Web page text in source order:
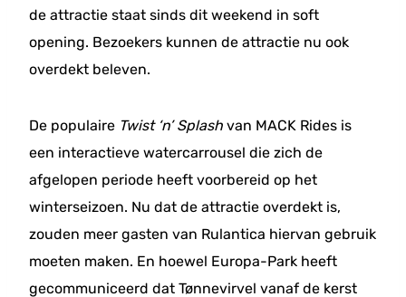
de attractie staat sinds dit weekend in soft
opening. Bezoekers kunnen de attractie nu ook
overdekt beleven.
De populaire Twist ‘n’ Splash van MACK Rides is
een interactieve watercarrousel die zich de
afgelopen periode heeft voorbereid op het
winterseizoen. Nu dat de attractie overdekt is,
zouden meer gasten van Rulantica hiervan gebruik
moeten maken. En hoewel Europa-Park heeft
gecommuniceerd dat Tønnevirvel vanaf de kerst